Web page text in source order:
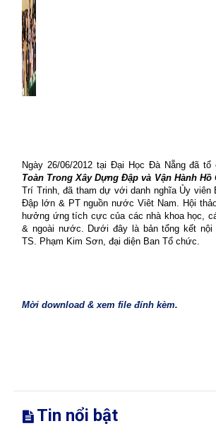
Ngày 26/06/2012 tại Đại Học Đà Nẵng đã tổ
Toàn Trong Xây Dựng Đập và Vận Hành Hồ
Trí Trinh, đã tham dự với danh nghĩa Ủy viên
Đập lớn & PT nguồn nước Viêt Nam. Hội
hưởng ứng tích cực của các nhà khoa học,
& ngoài nước. Dưới đây là bản tổng kết nội
TS. Phạm Kim Sơn, đại diện Ban Tổ chức.
Mời download & xem file đính kèm.
Tin nổi bật